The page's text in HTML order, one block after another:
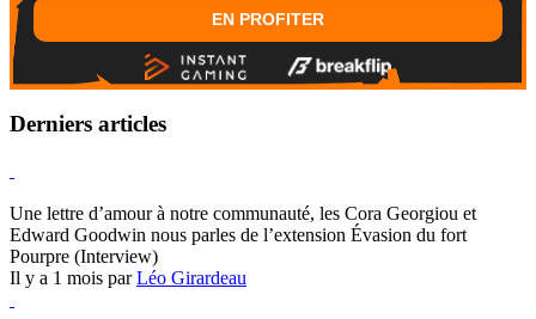
EN PROFITER
Derniers articles
Une lettre d’amour à notre communauté, les Cora Georgiou et
Edward Goodwin nous parles de l’extension Évasion du fort
Pourpre (Interview)
Il y a 1 mois parLéo Girardeau